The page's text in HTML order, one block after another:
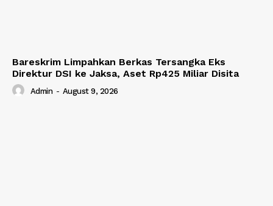
Bareskrim Limpahkan Berkas Tersangka Eks
Direktur DSI ke Jaksa, Aset Rp425 Miliar Disita
Admin - August 9, 2026